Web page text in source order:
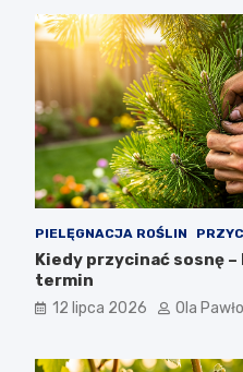
PIELĘGNACJA ROŚLIN
Kiedy przycinać sosnę
termin
12 lipca 2026 Ola